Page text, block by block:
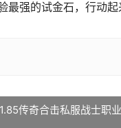
强的试金石，行动起
1.85传奇合击私服战士职